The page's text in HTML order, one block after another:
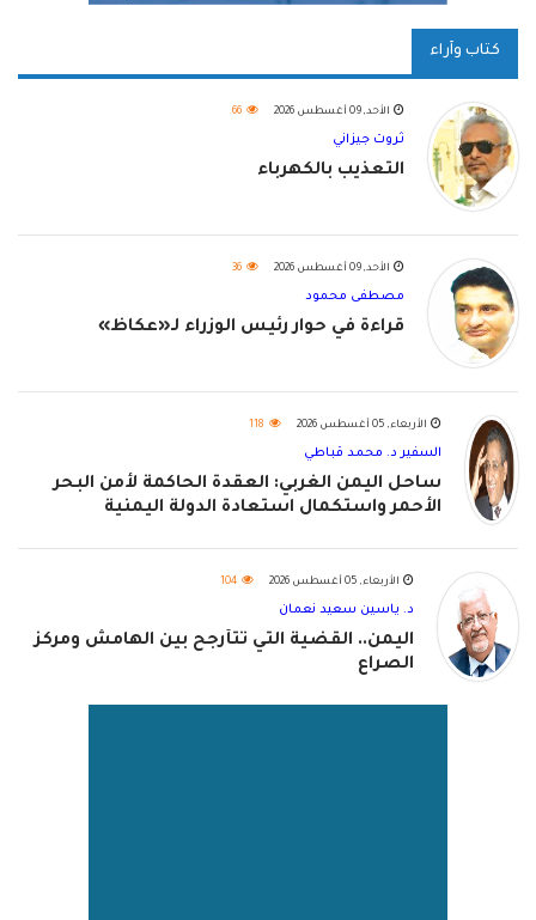
كتاب وآراء
الأحد, 09 أغسطس 2026 66
ثروت جيزاني
التعذيب بالكهرباء
الأحد, 09 أغسطس 2026 36
مصطفى محمود
قراءة في حوار رئيس الوزراء لـ«عكاظ»
الأربعاء, 05 أغسطس 2026 118
السفير د. محمد قباطي
ساحل اليمن الغربي: العقدة الحاكمة لأمن البحر
الأحمر واستكمال استعادة الدولة اليمنية
الأربعاء, 05 أغسطس 2026 104
د. ياسين سعيد نعمان
اليمن.. القضية التي تتأرجح بين الهامش ومركز
الصراع